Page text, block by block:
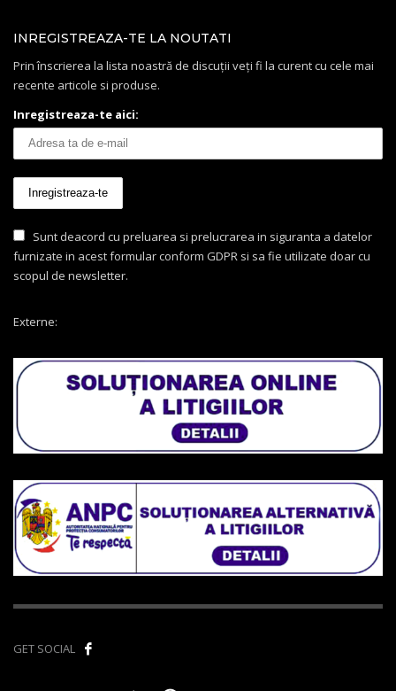
INREGISTREAZA-TE LA NOUTATI
Prin înscrierea la lista noastră de discuții veți fi la curent cu cele mai
recente articole si produse.
Inregistreaza-te aici:
Sunt deacord cu preluarea si prelucrarea in siguranta a datelor
furnizate in acest formular conform GDPR si sa fie utilizate doar cu
scopul de newsletter.
Externe:
GET SOCIAL